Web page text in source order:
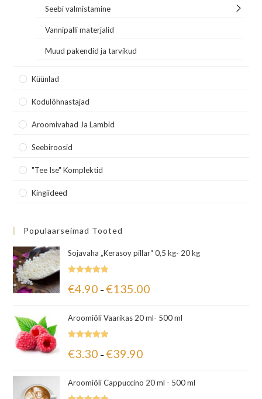
Seebi valmistamine
Vannipalli materjalid
Muud pakendid ja tarvikud
Küünlad
Kodulõhnastajad
Aroomivahad Ja Lambid
Seebiroosid
"Tee Ise" Komplektid
Kingiideed
Populaarseimad Tooted
Sojavaha „Kerasoy pillar“ 0,5 kg- 20 kg
5.00/ 5
€4.90 – €135.00
Aroomiõli Vaarikas 20 ml- 500 ml
5.00/ 5
€3.30 – €39.90
Aroomiõli Cappuccino 20 ml - 500 ml